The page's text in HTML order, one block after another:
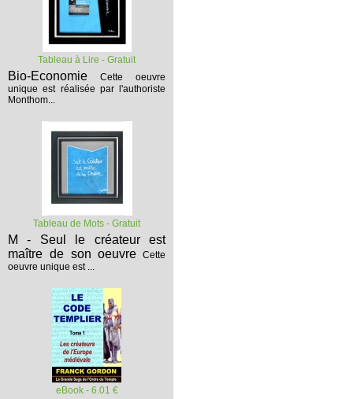
Tableau à Lire - Gratuit
Bio-Economie
Cette oeuvre
unique est réalisée par l'authoriste
Monthom...
Tableau de Mots - Gratuit
M - Seul le créateur est
maître de son oeuvre Cette
oeuvre unique est ...
eBook - 6.01 €